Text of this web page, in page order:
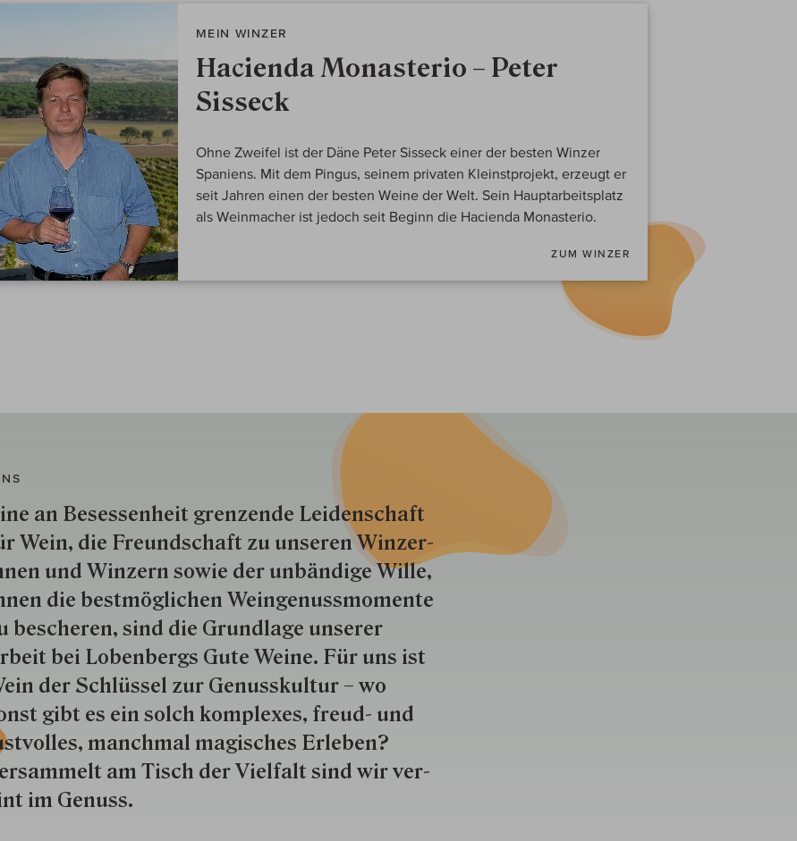
MEIN WINZER
Hacienda Monasterio – Peter
Sisseck
Ohne Zweifel ist der Däne Peter Sisseck einer der besten Winzer
Spaniens. Mit dem Pingus, seinem privaten Kleinstprojekt, erzeugt er
seit Jahren einen der besten Weine der Welt. Sein Hauptarbeitsplatz
als Weinmacher ist jedoch seit Beginn die Hacienda Monasterio.
ZUM WINZER
an Besessenheit gren­zende Lei­den­schaft
Wein, die Freund­schaft zu unseren Win­zer­
und Win­zern so­wie der un­bän­dige Wille,
die best­mög­lich­en Wein­genuss­momente
besche­ren, sind die Grund­lage unserer
bei Lobenbergs Gute Weine. Für uns ist
der Schlüs­sel zur Genuss­kultur – wo
gibt es ein solch kom­plexes, freud- und
manchmal ma­gisch­es Er­le­ben?
am Tisch der Vielfalt sind wir ver­
im Genuss.